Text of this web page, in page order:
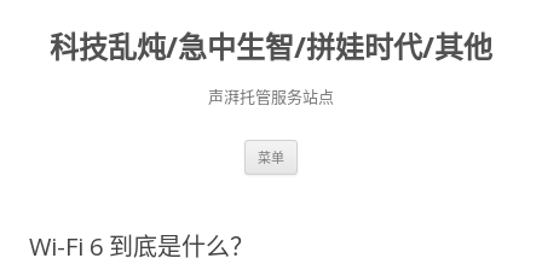
科技乱炖/急中生智/拼娃时代/其他
声湃托管服务站点
菜单
Wi-Fi 6 到底是什么？